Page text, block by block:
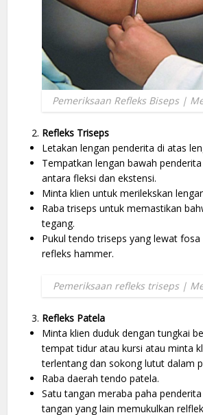
Pemeriksaan Refleks Biseps |
Refleks Triseps
Letakan lengan penderita di atas
Tempatkan lengan bawah
antara fleksi dan ekstensi.
Minta klien untuk merilekskan
Raba triseps untuk memastikan
tegang.
Pukul tendo triseps yang lewat
refleks hammer.
Pemeriksaan refleks triseps |
Refleks Patela
Minta klien duduk dengan tungkai
tempat tidur atau kursi atau minta
terlentang dan sokong lutut dalam
Raba daerah tendo patela.
Satu tangan meraba paha
tangan yang lain memukulkan